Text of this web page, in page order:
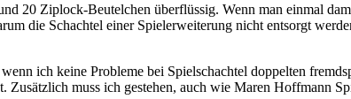
20 Ziplock-Beutelchen überflüssig. Wenn man einmal
die Schachtel einer Spielerweiterung nicht entsorgt
ich keine Probleme bei Spielschachtel doppelten
muss ich gestehen, auch wie Maren Hoffmann